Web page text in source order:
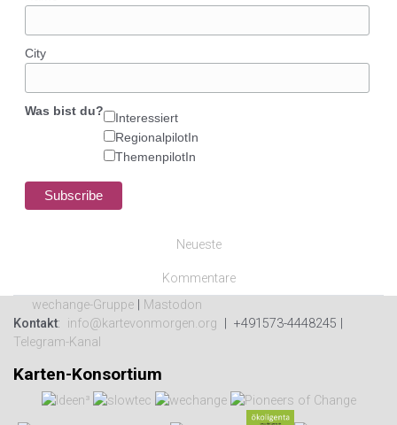
City
Was bist du?
Interessiert
RegionalpilotIn
ThemenpilotIn
Neueste
Kommentare
wechange-Gruppe
Mastodon
Kontakt: info@kartevonmorgen.org | +491573-4448245 |
Telegram-Kanal
Karten-Konsortium